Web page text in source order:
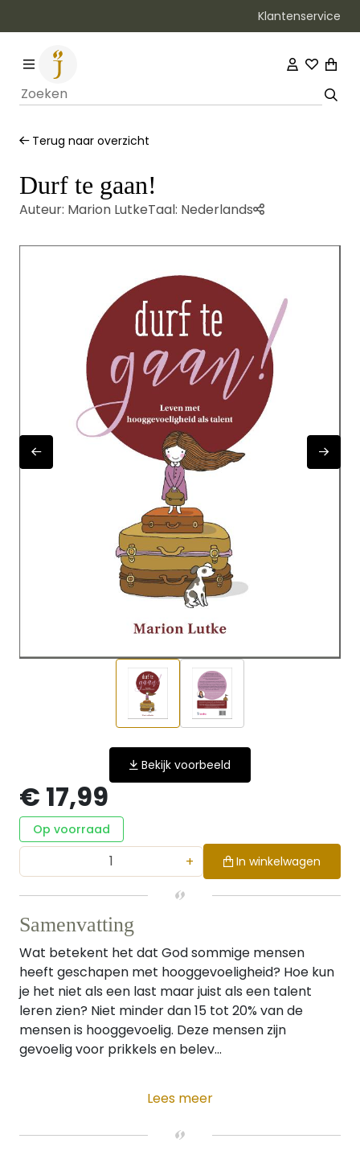
Klantenservice
Terug naar overzicht
Durf te gaan!
Auteur: Marion LutkeTaal: Nederlands
Bekijk voorbeeld
€ 17,99
Op voorraad
+ In winkelwagen
Samenvatting
Wat betekent het dat God sommige mensen
heeft geschapen met hooggevoeligheid? Hoe kun
je het niet als een last maar juist als een talent
leren zien? Niet minder dan 15 tot 20% van de
mensen is hooggevoelig. Deze mensen zijn
gevoelig voor prikkels en belev...
Lees meer